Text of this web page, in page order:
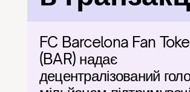
FC Barcelona Fan
(BAR) надає
децентралізований